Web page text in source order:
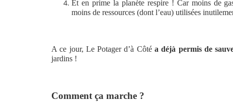
Et en prime la planète respire ! Car moins de
moins de ressources (dont l’eau) utilisées
A ce jour, Le Potager d’à Côtéa déjà permis de
jardins !
Comment ça marche ?